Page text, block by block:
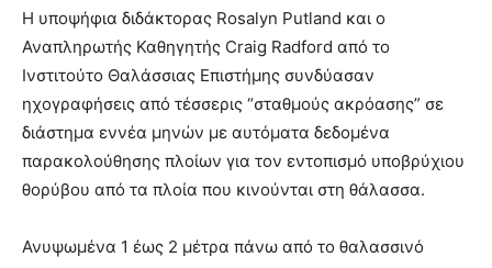
Η υποψήφια διδάκτορας Rosalyn Putland και ο
Αναπληρωτής Καθηγητής Craig Radford από το
Ινστιτούτο Θαλάσσιας Επιστήμης συνδύασαν
ηχογραφήσεις από τέσσερις “σταθμούς ακρόασης” σε
διάστημα εννέα μηνών με αυτόματα δεδομένα
παρακολούθησης πλοίων για τον εντοπισμό υποβρύχιου
θορύβου από τα πλοία που κινούνται στη θάλασσα.
Ανυψωμένα 1 έως 2 μέτρα πάνω από το θαλασσινό